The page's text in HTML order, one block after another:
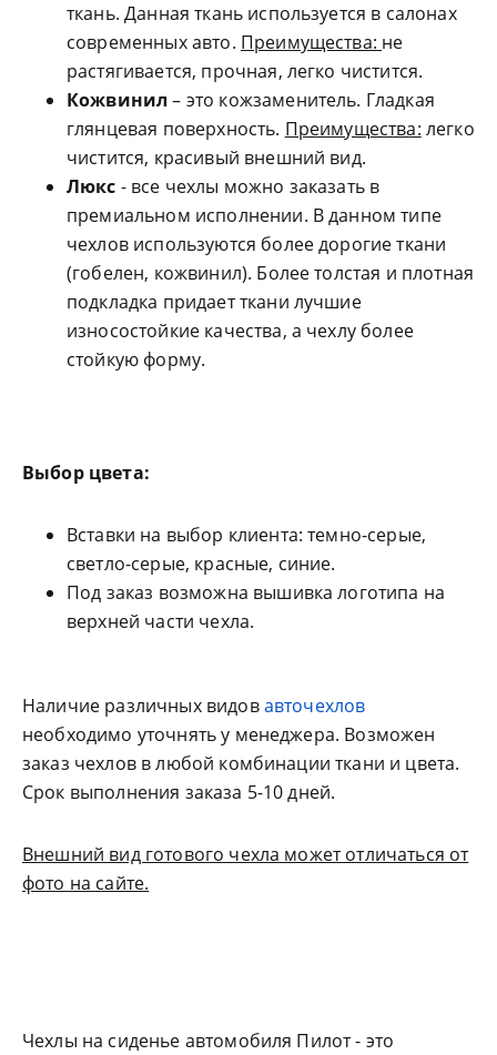
ткань. Данная ткань используется в салонах
современных авто. Преимущества: не
растягивается, прочная, легко чистится.
Кожвинил – это кожзаменитель. Гладкая
глянцевая поверхность. Преимущества: легко
чистится, красивый внешний вид.
Люкс - все чехлы можно заказать в
премиальном исполнении. В данном типе
чехлов используются более дорогие ткани
(гобелен, кожвинил). Более толстая и плотная
подкладка придает ткани лучшие
износостойкие качества, а чехлу более
стойкую форму.
Выбор цвета:
Вставки на выбор клиента: темно-серые,
светло-серые, красные, синие.
Под заказ возможна вышивка логотипа на
верхней части чехла.
Наличие различных видовавточехлов
необходимо уточнять у менеджера. Возможен
заказ чехлов в любой комбинации ткани и цвета.
Срок выполнения заказа 5-10 дней.
Внешний вид готового чехла может отличаться от
фото на сайте.
Чехлы на сиденье автомобиля Пилот - это